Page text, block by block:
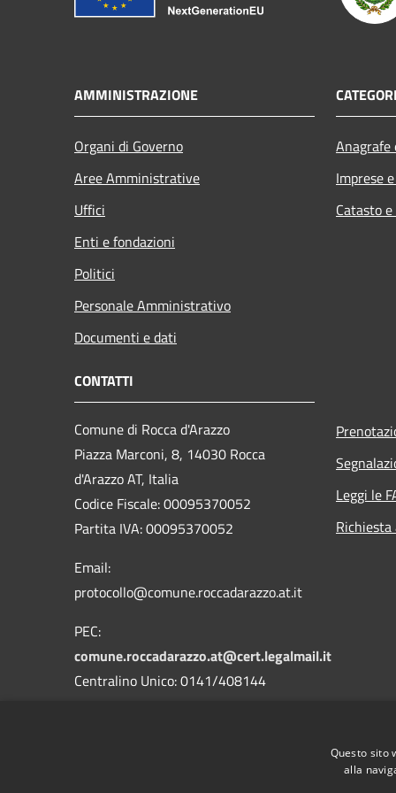
AMMINISTRAZIONE
Organi di Governo
Aree Amministrative
Uffici
Enti e fondazioni
Politici
Personale Amministrativo
Documenti e dati
Imprese
Catasto
CONTATTI
Comune di Rocca d'Arazzo
Piazza Marconi, 8, 14030 Rocca
d'Arazzo AT, Italia
Codice Fiscale: 00095370052
Partita IVA: 00095370052
Email:
protocollo@comune.roccadarazzo.at.it
PEC:
comune.roccadarazzo.at@cert.legalmail.it
Centralino Unico: 0141/408144
Leggi le
Questo sito
alla